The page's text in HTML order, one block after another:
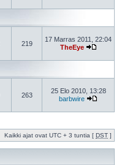
219
17 Marras 2011, 22:04
TheEye
263
25 Elo 2010, 13:28
barbwire
Kaikki ajat ovat UTC + 3 tuntia [ DST ]